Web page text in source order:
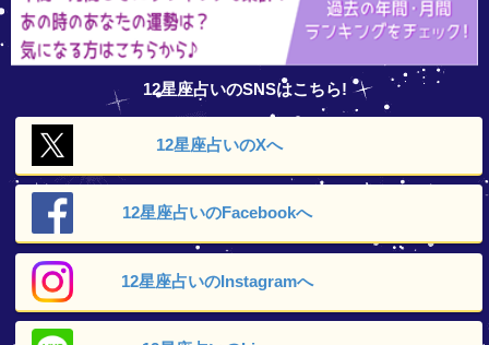
12星座占いのSNSはこちら!
12星座占いのXへ
12星座占いのFacebookへ
12星座占いのInstagramへ